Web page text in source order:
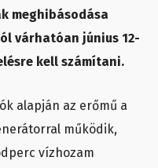
meghibásodása
várhatóan június 12-
kell számítani.
alapján az erőmű a
működik,
vízhozam